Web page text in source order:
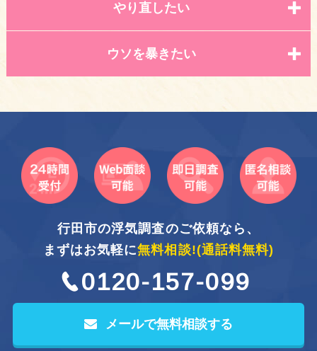
やり直したい
ウソを暴きたい
行田市の浮気調査のご依頼なら、
まずはお気軽に無料相談!(通話料無料)
0120-157-099
メールで無料相談する